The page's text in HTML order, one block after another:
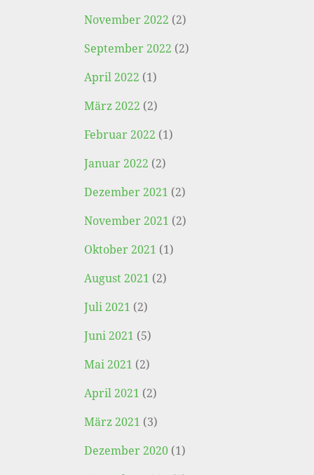
November 2022 (2)
September 2022 (2)
April 2022 (1)
März 2022 (2)
Februar 2022 (1)
Januar 2022 (2)
Dezember 2021 (2)
November 2021 (2)
Oktober 2021 (1)
August 2021 (2)
Juli 2021 (2)
Juni 2021 (5)
Mai 2021 (2)
April 2021 (2)
März 2021 (3)
Dezember 2020 (1)